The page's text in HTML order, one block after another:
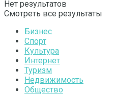
Нет результатов
Смотреть все результаты
Бизнес
Спорт
Культура
Интернет
Туризм
Недвижимость
Общество